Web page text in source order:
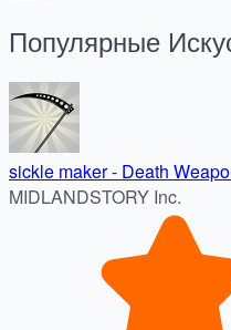
Популярные
Приложения за 24
sickle maker - Death
MIDLANDSTORY Inc.